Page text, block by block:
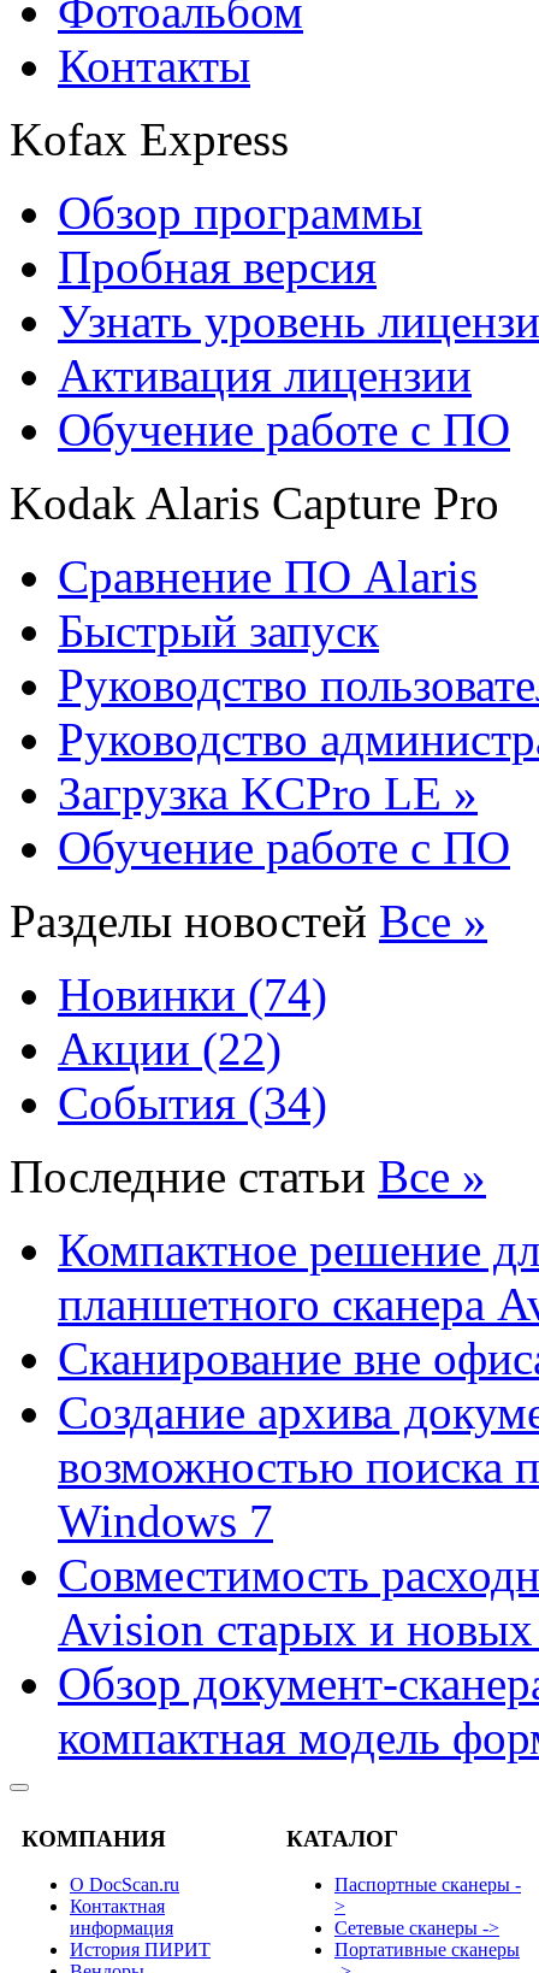
Фотоальбом
Контакты
Kofax Express
Обзор программы
Пробная версия
Узнать уровень
Активация лицензии
Обучение работе с ПО
Kodak Alaris Capture Pro
Сравнение ПО Alaris
Быстрый запуск
Руководство
Руководство
Загрузка KCPro LE »
Обучение работе с ПО
Разделы новостей Все »
Новинки (74)
Акции (22)
События (34)
Последние статьи Все »
Компактное решение
планшетного сканера
Сканирование вне
Создание архива
возможностью поиска
Windows 7
Совместимость
Avision старых и новых
Обзор документ-
компактная модель
КОМПАНИЯ
О DocScan.ru
Контактная
информация
История ПИРИТ
КАТАЛОГ
Паспортные сканеры -
>
Сетевые сканеры ->
Портативные сканеры